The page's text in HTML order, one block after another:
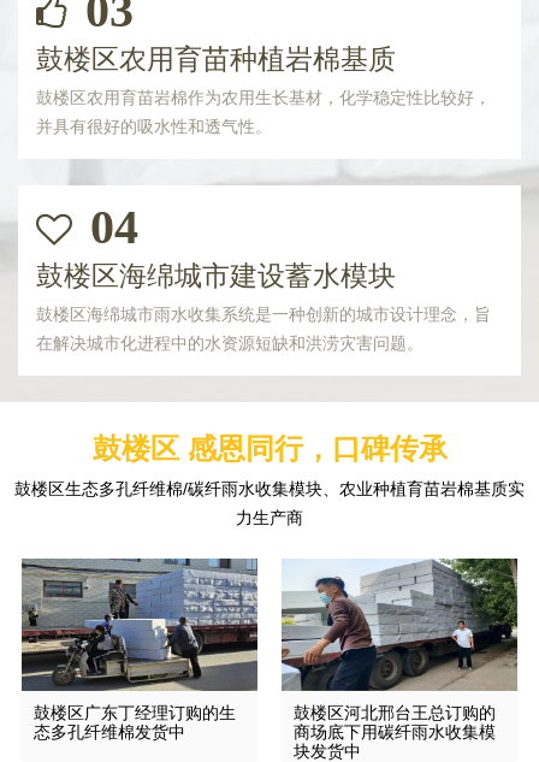
鼓楼区农用育苗种植岩棉基质
鼓楼区农用育苗岩棉作为农用生长基材，化学稳定性比较好，
并具有很好的吸水性和透气性。
04
鼓楼区海绵城市建设蓄水模块
鼓楼区海绵城市雨水收集系统是一种创新的城市设计理念，旨
在解决城市化进程中的水资源短缺和洪涝灾害问题。
鼓楼区 感恩同行，口碑传承
鼓楼区生态多孔纤维棉/碳纤雨水收集模块、农业种植育苗岩棉基质实
力生产商
鼓楼区广东丁经理订购的生
态多孔纤维棉发货中
鼓楼区河北邢台王总订购的
商场底下用碳纤雨水收集模
块发货中